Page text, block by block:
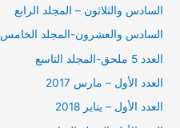
السادس والثلاثون – المجلد الرابع
السادس والعشرون-المجلد الخامس
العدد 5 ملحق-المجلد التاسع
العدد الأول – مارس 2017
العدد الأول – يناير 2018